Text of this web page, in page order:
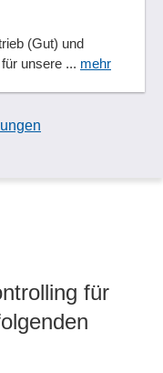
(Gut) und
unsere ... mehr
für